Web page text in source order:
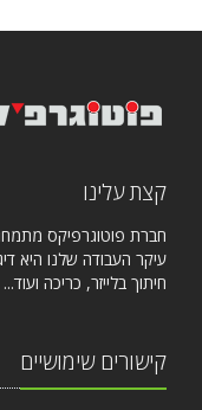
קצת עלינו
חברת פוטוגרפיקס מתמחה
עיקר העבודה שלנו היא
חיתוך בלייזר, כריכה ועוד...
קישורים שימושיים